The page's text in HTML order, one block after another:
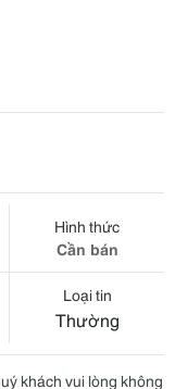
Hình thức
Cần bán
Loại tin
Thường
khách vui lòng không